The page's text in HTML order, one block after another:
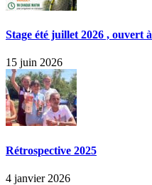
Stage été juillet 2026 , ouvert à
15 juin 2026
Rétrospective 2025
4 janvier 2026